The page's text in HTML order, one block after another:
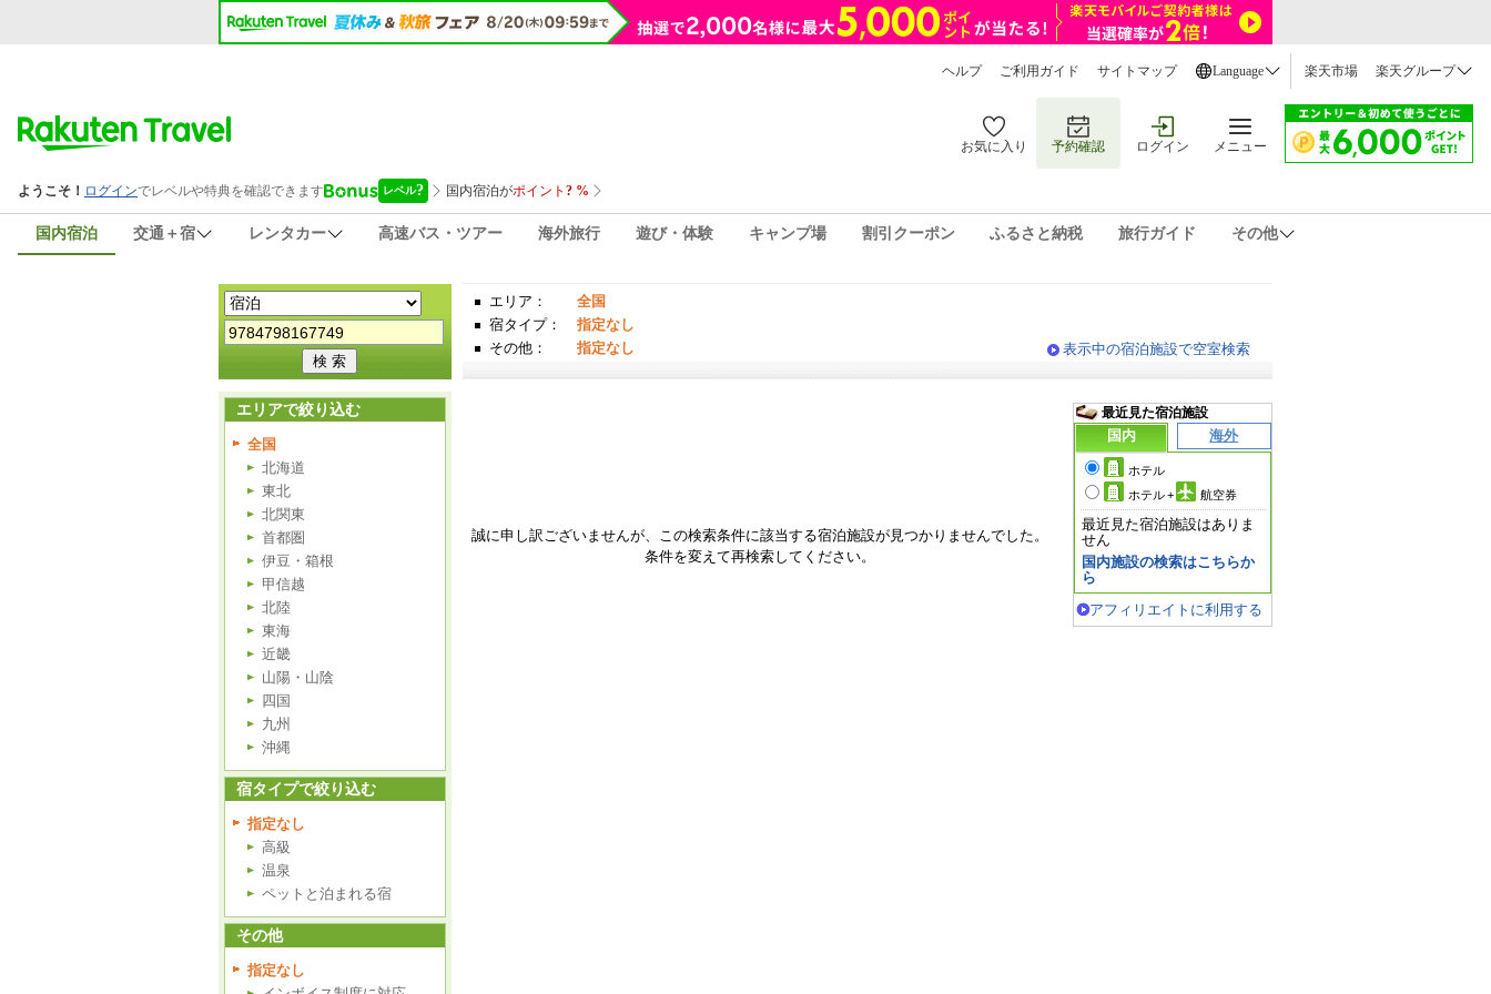
ヘルプ ご利用ガイド サイトマップ Language 楽天市場 楽天グループ
お気に入り 予約確認 ログイン メニュー
国内宿泊 交通＋宿 レンタカー 高速バス・ツアー 海外旅行 遊び・体験 キャンプ場 割引クーポン ふるさと納税 旅行ガイド その他
エリア：
全国
宿タイプ：
指定なし
その他：
指定なし 表示中の宿泊施設で空室検索
エリアで絞り込む
全国
北海道
東北
北関東
首都圏
伊豆・箱根
甲信越
北陸
東海
近畿
山陽・山陰
四国
九州
沖縄
宿タイプで絞り込む
指定なし
高級
温泉
ペットと泊まれる宿
その他
指定なし
誠に申し訳ございませんが、この検索条件に該当する宿泊施設が見つかりませんでした。
条件を変えて再検索してください。
最近見た宿泊施設
国内
海外
ホテル
ホテル+ 航空券
最近見た宿泊施設はありま
せん
国内施設の検索はこちらか
ら
アフィリエイトに利用する